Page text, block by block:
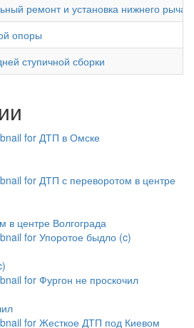
ремонт и установка нижнего
опоры
ступичной сборки
в центре Волгограда